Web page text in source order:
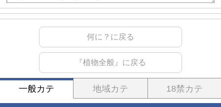
何に？に戻る
『植物全般』に戻る
一般カテ 地域カテ 18禁カテ